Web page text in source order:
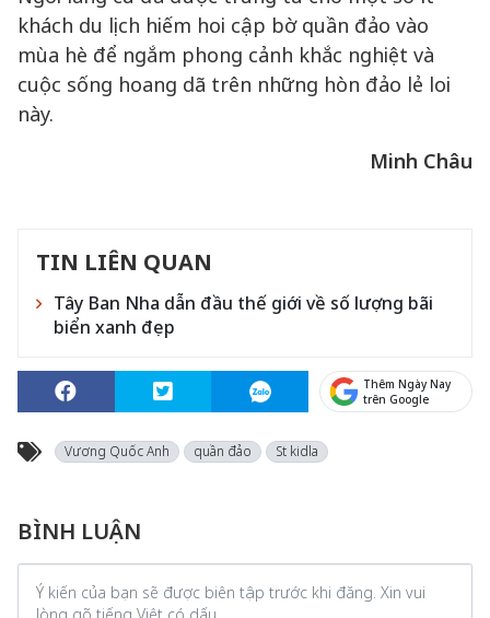
khách du lịch hiếm hoi cập bờ quần đảo vào
mùa hè để ngắm phong cảnh khắc nghiệt và
cuộc sống hoang dã trên những hòn đảo lẻ loi
này.
Minh Châu
TIN LIÊN QUAN
Tây Ban Nha dẫn đầu thế giới về số lượng bãi
biển xanh đẹp
Thêm Ngày Nay
trên Google
Vương Quốc Anh quần đảo St kidla
BÌNH LUẬN